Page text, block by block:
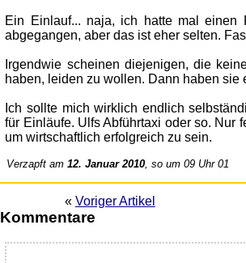
Ein Einlauf... naja, ich hatte mal einen
abgegangen, aber das ist eher selten.
Irgendwie scheinen diejenigen, die
haben, leiden zu wollen. Dann haben sie
Ich sollte mich wirklich endlich
für Einläufe. Ulfs Abführtaxi oder so. Nur
um wirtschaftlich erfolgreich zu sein.
Verzapft am12. Januar 2010, so um 09 Uhr 01
« Voriger Artikel
Kommentare